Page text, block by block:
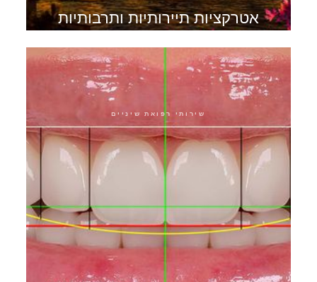
אטרקציות תיירותיות ותרבותיות
בבודפשט
שירותי רפואת שיניים